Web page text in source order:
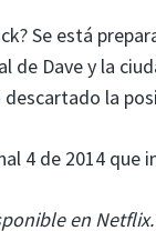
Se está
Dave y la
la
4 de 2014
en Netflix.